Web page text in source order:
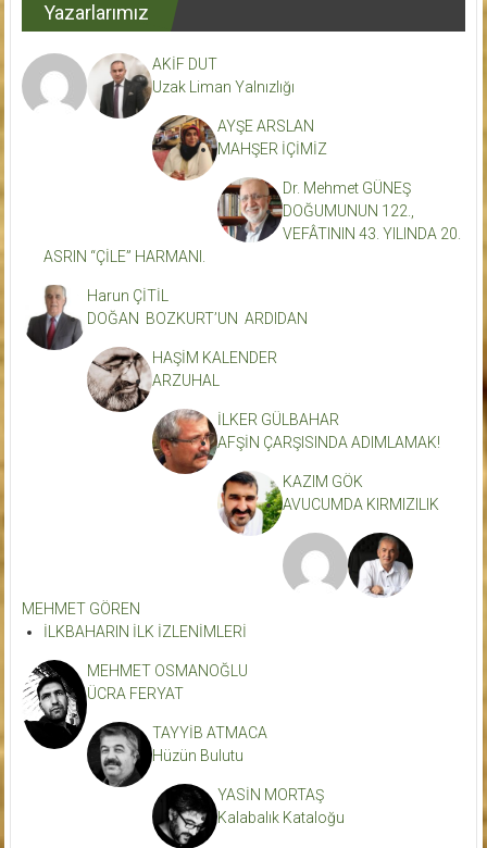
Yazarlarımız
AKİF DUT
Uzak Liman Yalnızlığı
AYŞE ARSLAN
MAHŞER İÇİMİZ
Dr. Mehmet GÜNEŞ
DOĞUMUNUN 122.,
VEFÂTININ 43. YILINDA 20.
ASRIN “ÇİLE” HARMANI.
Harun ÇİTİL
DOĞAN BOZKURT’UN ARDIDAN
HAŞİM KALENDER
ARZUHAL
İLKER GÜLBAHAR
AFŞİN ÇARŞISINDA ADIMLAMAK!
KAZIM GÖK
AVUCUMDA KIRMIZILIK
MEHMET GÖREN
İLKBAHARIN İLK İZLENİMLERİ
MEHMET OSMANOĞLU
ÜCRA FERYAT
TAYYİB ATMACA
Hüzün Bulutu
YASİN MORTAŞ
Kalabalık Kataloğu